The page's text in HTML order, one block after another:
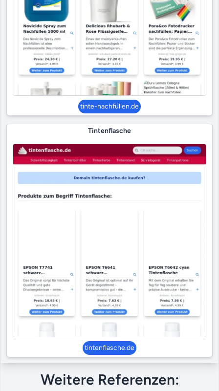
tinte-nachfüllen.de
Tintenflasche
tintenflasche.de
Weitere Referenzen: